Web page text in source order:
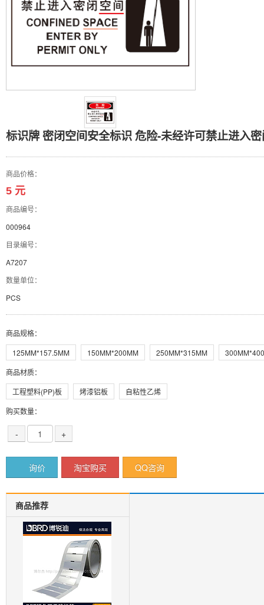
标识牌 密闭空间安全标识 危险-未经许可禁止进入
商品价格：
5 元
商品编号：
000964
目录编号：
A7207
数量单位：
PCS
商品规格：
125MM*157.5MM
150MM*200MM 250MM*315MM
商品材质：
工程塑料(PP)板
烤漆铝板
自粘性乙烯
购买数量：
- +
询价 淘宝购买 QQ咨询
商品推荐